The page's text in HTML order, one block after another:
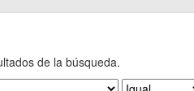
de la búsqueda.